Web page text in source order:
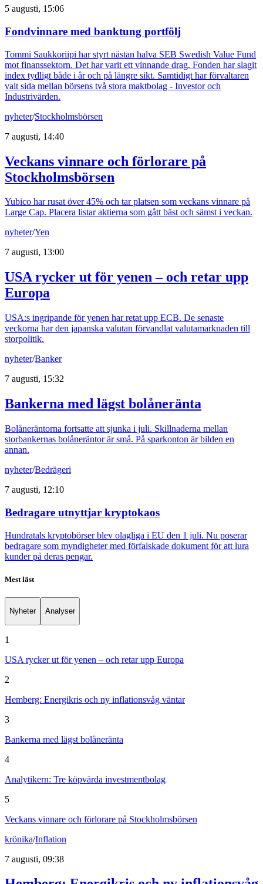
5 augusti, 15:06
Fondvinnare med banktung portfölj
Tommi Saukkoriipi har styrt nästan halva SEB Swedish Value Fund
mot finanssektorn. Det har varit ett vinnande drag. Fonden har slagit
index tydligt både i år och på längre sikt. Samtidigt har förvaltaren
valt sida mellan börsens två stora maktbolag - Investor och
Industrivärden.
nyheter/Stockholmsbörsen
7 augusti, 14:40
Veckans vinnare och förlorare på
Stockholmsbörsen
Yubico har rusat över 45% och tar platsen som veckans vinnare på
Large Cap. Placera listar aktierna som gått bäst och sämst i veckan.
nyheter/Yen
7 augusti, 13:00
USA rycker ut för yenen – och retar upp
Europa
USA:s ingripande för yenen har retat upp ECB. De senaste
veckorna har den japanska valutan förvandlat valutamarknaden till
storpolitik.
nyheter/Banker
7 augusti, 15:32
Bankerna med lägst bolåneränta
Bolåneräntorna fortsatte att sjunka i juli. Skillnaderna mellan
storbankernas bolåneräntor är små. På sparkonton är bilden en
annan.
nyheter/Bedrägeri
7 augusti, 12:10
Bedragare utnyttjar kryptokaos
Hundratals kryptobörser blev olagliga i EU den 1 juli. Nu poserar
bedragare som myndigheter med förfalskade dokument för att lura
kunder på deras pengar.
Mest läst
Nyheter Analyser
1
USA rycker ut för yenen – och retar upp Europa
2
Hemberg: Energikris och ny inflationsvåg väntar
3
Bankerna med lägst bolåneränta
4
Analytikern: Tre köpvärda investmentbolag
5
Veckans vinnare och förlorare på Stockholmsbörsen
krönika/Inflation
7 augusti, 09:38